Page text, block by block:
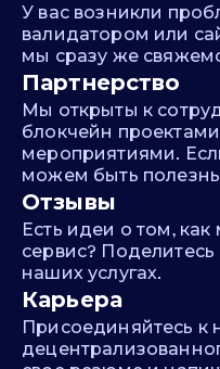
У вас возникли
валидатором или
мы сразу же
Партнерство
Мы открыты к
блокчейн
мероприятиями.
можем быть
Отзывы
Есть идеи о том,
сервис?
наших услугах.
Карьера
Присоединяйтесь к